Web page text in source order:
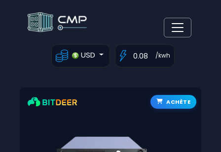
USD /kwh
ACHÈTE